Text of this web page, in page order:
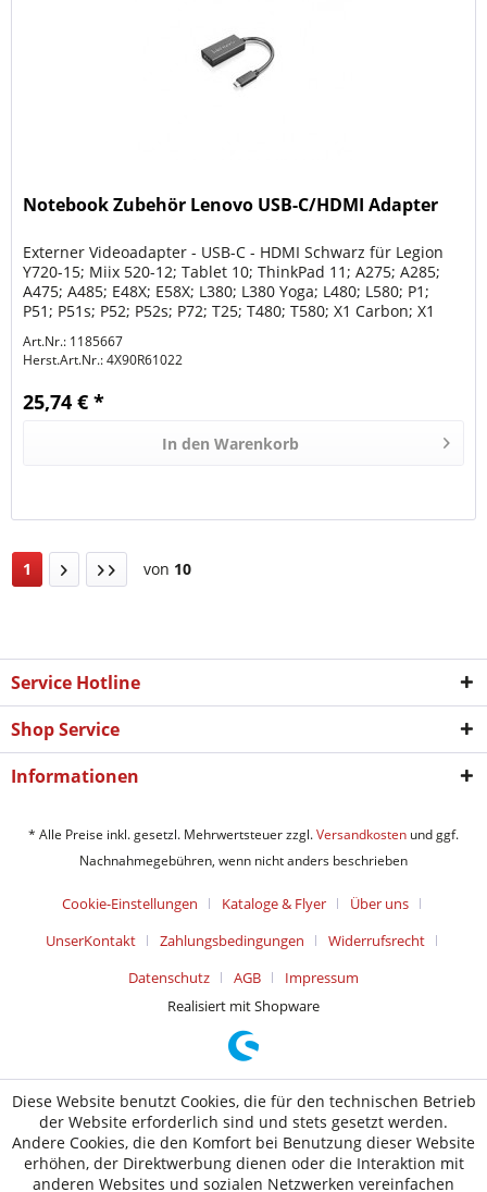
Notebook Zubehör Lenovo USB-C/HDMI Adapter
Externer Videoadapter - USB-C - HDMI Schwarz für Legion
Y720-15; Miix 520-12; Tablet 10; ThinkPad 11; A275; A285;
A475; A485; E48X; E58X; L380; L380 Yoga; L480; L580; P1;
P51; P51s; P52; P52s; P72; T25; T480; T580; X1 Carbon; X1
Art.Nr.: 1185667
Herst.Art.Nr.:4X90R61022
25,74 € *
In den Warenkorb
1 von 10
Service Hotline
Shop Service
Informationen
* Alle Preise inkl. gesetzl. Mehrwertsteuer zzgl.Versandkosten und ggf.
Nachnahmegebühren, wenn nicht anders beschrieben
Cookie-Einstellungen Kataloge & Flyer
Über uns
UnserKontakt
Zahlungsbedingungen
Widerrufsrecht
Datenschutz
AGB
Impressum
Realisiert mit Shopware
Diese Website benutzt Cookies, die für den technischen Betrieb
der Website erforderlich sind und stets gesetzt werden.
Andere Cookies, die den Komfort bei Benutzung dieser Website
erhöhen, der Direktwerbung dienen oder die Interaktion mit
anderen Websites und sozialen Netzwerken vereinfachen